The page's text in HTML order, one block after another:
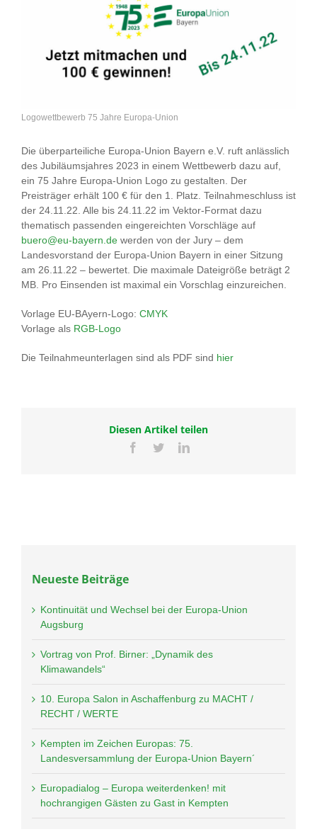
Logowettbewerb 75 Jahre Europa-Union
Die überparteiliche Europa-Union Bayern e.V. ruft anlässlich
des Jubiläumsjahres 2023 in einem Wettbewerb dazu auf,
ein 75 Jahre Europa-Union Logo zu gestalten. Der
Preisträger erhält 100 € für den 1. Platz. Teilnahmeschluss ist
der 24.11.22. Alle bis 24.11.22 im Vektor-Format dazu
thematisch passenden eingereichten Vorschläge auf
buero@eu-bayern.de werden von der Jury – dem
Landesvorstand der Europa-Union Bayern in einer Sitzung
am 26.11.22 – bewertet. Die maximale Dateigröße beträgt 2
MB. Pro Einsenden ist maximal ein Vorschlag einzureichen.
Vorlage EU-BAyern-Logo: CMYK
Vorlage als RGB-Logo
Die Teilnahmeunterlagen sind als PDF sind hier
Diesen Artikel teilen
Facebook
TwitterLinkedIn
Neueste Beiträge
Kontinuität und Wechsel bei der Europa-Union
Augsburg
Vortrag von Prof. Birner: „Dynamik des
Klimawandels“
10. Europa Salon in Aschaffenburg zu MACHT /
RECHT / WERTE
Kempten im Zeichen Europas: 75.
Landesversammlung der Europa-Union Bayern´
Europadialog – Europa weiterdenken! mit
hochrangigen Gästen zu Gast in Kempten